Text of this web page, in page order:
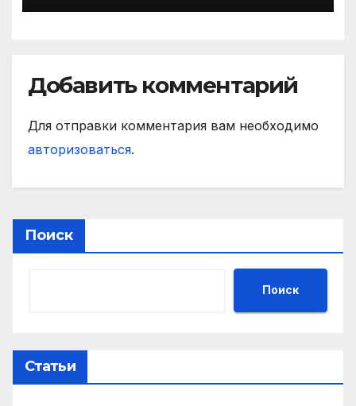
Добавить комментарий
Для отправки комментария вам необходимо
авторизоваться.
Поиск
Поиск
Статьи